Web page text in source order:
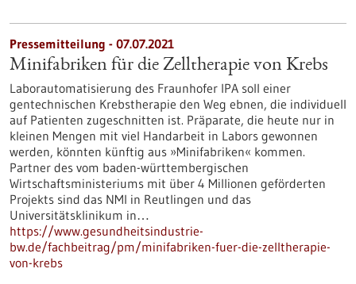
Pressemitteilung - 07.07.2021
Minifabriken für die Zelltherapie von Krebs
Laborautomatisierung des Fraunhofer IPA soll einer
gentechnischen Krebstherapie den Weg ebnen, die individuell
auf Patienten zugeschnitten ist. Präparate, die heute nur in
kleinen Mengen mit viel Handarbeit in Labors gewonnen
werden, könnten künftig aus »Minifabriken« kommen.
Partner des vom baden-württembergischen
Wirtschaftsministeriums mit über 4 Millionen geförderten
Projekts sind das NMI in Reutlingen und das
Universitätsklinikum in…
https://www.gesundheitsindustrie-
bw.de/fachbeitrag/pm/minifabriken-fuer-die-zelltherapie-
von-krebs